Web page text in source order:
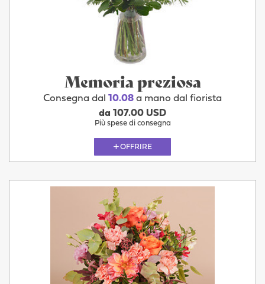
Memoria preziosa
Consegna dal 10.08 a mano dal fiorista
da 107.00 USD
Più spese di consegna
OFFRIRE